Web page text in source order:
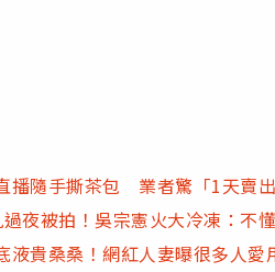
播隨手撕茶包 業者驚「1天賣出
夜被拍！吳宗憲火大冷凍：不
液貴桑桑！網紅人妻曝很多人愛